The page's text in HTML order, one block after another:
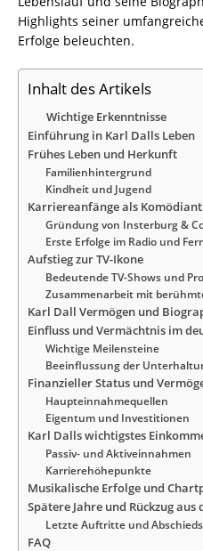
Highlights seiner
Erfolge beleuchten.
Inhalt des Artikels
Wichtige Erkenntnisse
Einführung in Karl Dalls Leben
Frühes Leben und Herkunft
Familienhintergrund
Kindheit und Jugend
Karriereanfänge als
Gründung von Insterburg &
Erste Erfolge im Radio und
Aufstieg zur TV-Ikone
Bedeutende TV-Shows und
Zusammenarbeit mit
Karl Dall Vermögen und
Einfluss und Vermächtnis im
Wichtige Meilensteine
Beeinflussung der
Finanzieller Status und
Haupteinnahmequellen
Eigentum und Investitionen
Karl Dalls wichtigstes
Passiv- und Aktiveinnahmen
Karrierehöhepunkte
Musikalische Erfolge und
Spätere Jahre und Rückzug
Letzte Auftritte und
FAQ